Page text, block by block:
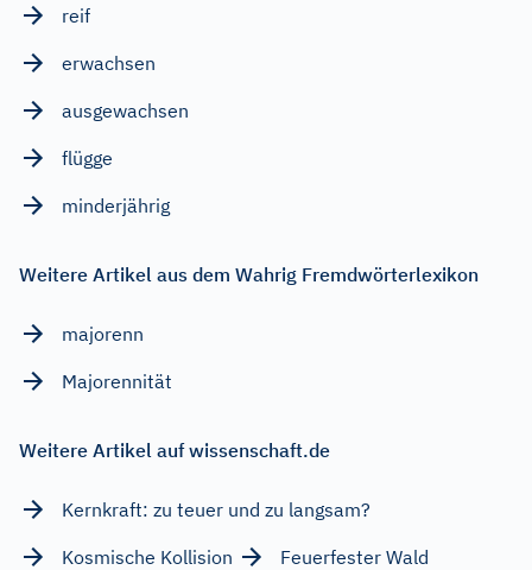
reif
erwachsen
ausgewachsen
flügge
minderjährig
Weitere Artikel aus dem Wahrig Fremdwörterlexikon
majorenn
Majorennität
Weitere Artikel auf wissenschaft.de
Kernkraft: zu teuer und zu langsam?
Kosmische Kollision
Feuerfester Wald